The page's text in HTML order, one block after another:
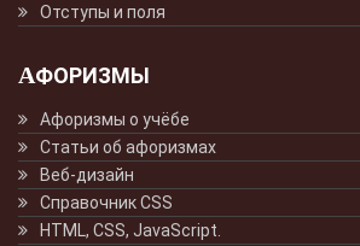
Отступы и поля
АФОРИЗМЫ
Афоризмы о учёбе
Статьи об афоризмах
Веб-дизайн
Справочник CSS
HTML, CSS, JavaScript.